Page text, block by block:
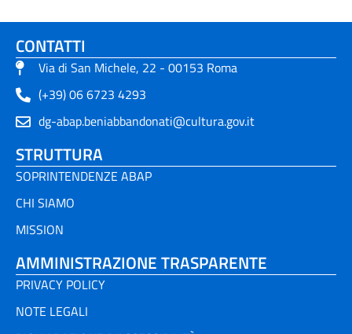
CONTATTI
Via di San Michele, 22 - 00153 Roma
(+39) 06 6723 4293
dg-abap.beniabbandonati@cultura.gov.it
STRUTTURA
SOPRINTENDENZE ABAP
CHI SIAMO
MISSION
AMMINISTRAZIONE TRASPARENTE
PRIVACY POLICY
NOTE LEGALI